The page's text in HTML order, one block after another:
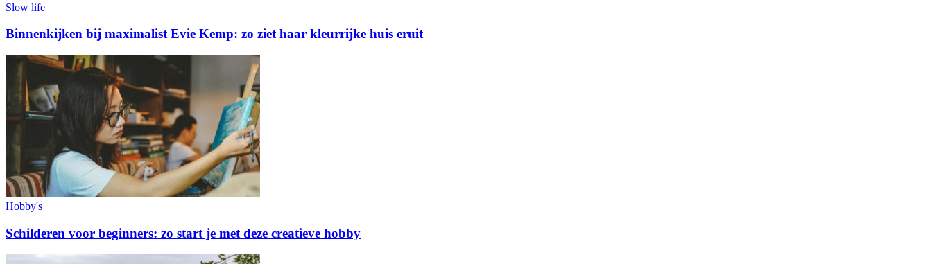
Slow life
Binnenkijken bij maximalist Evie Kemp: zo ziet haar kleurrijke huis eruit
Hobby's
Schilderen voor beginners: zo start je met deze creatieve hobby